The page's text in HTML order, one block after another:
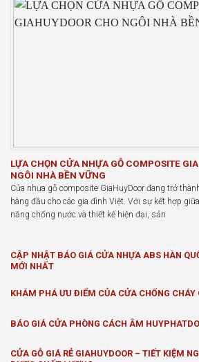
LỰA CHỌN CỬA NHỰA GỖ COMPOSITE
NGÔI NHÀ BỀN VỮNG
Cửa nhựa gỗ composite GiaHuyDoor đang trở
hàng đầu cho các gia đình Việt. Với sự kết hợp
năng chống nước và thiết kế hiện đại, sản
CẬP NHẬT BÁO GIÁ CỬA NHỰA ABS HÀN
MỚI NHẤT
KHÁM PHÁ ƯU ĐIỂM CỦA CỬA CHỐNG CHÁY
BÁO GIÁ CỬA PHÒNG CÁCH ÂM
CỬA GỖ GIÁ RẺ GIAHUYDOOR – TIẾT KIỆM